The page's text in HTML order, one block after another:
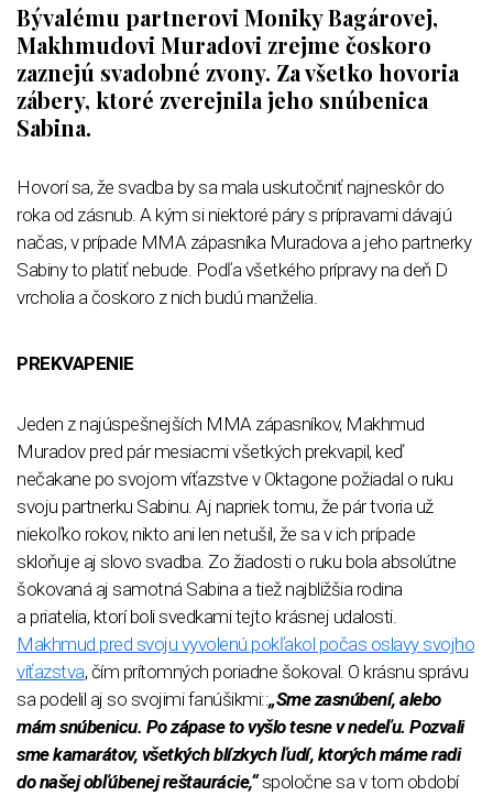
Bývalému partnerovi Moniky Bagárovej,
Makhmudovi Muradovi zrejme čoskoro
zaznejú svadobné zvony. Za všetko hovoria
zábery, ktoré zverejnila jeho snúbenica
Sabina.
Hovorí sa, že svadba by sa mala uskutočniť najneskôr do
roka od zásnub. A kým si niektoré páry s prípravami dávajú
načas, v prípade MMA zápasníka Muradova a jeho partnerky
Sabiny to platiť nebude. Podľa všetkého prípravy na deň D
vrcholia a čoskoro z nich budú manželia.
PREKVAPENIE
Jeden z najúspešnejších MMA zápasníkov, Makhmud
Muradov pred pár mesiacmi všetkých prekvapil, keď
nečakane po svojom víťazstve v Oktagone požiadal o ruku
svoju partnerku Sabinu. Aj napriek tomu, že pár tvoria už
niekoľko rokov, nikto ani len netušil, že sa v ich prípade
skloňuje aj slovo svadba. Zo žiadosti o ruku bola absolútne
šokovaná aj samotná Sabina a tiež najbližšia rodina
a priatelia, ktorí boli svedkami tejto krásnej udalosti.
Makhmud pred svoju vyvolenú pokľakol počas oslavy svojho
víťazstva, čím prítomných poriadne šokoval. O krásnu správu
sa podelil aj so svojimi fanúšikmi::„Sme zasnúbení, alebo
mám snúbenicu. Po zápase to vyšlo tesne v nedeľu. Pozvali
sme kamarátov, všetkých blízkych ľudí, ktorých máme radi
do našej obľúbenej reštaurácie,“spoločne sa v tom období